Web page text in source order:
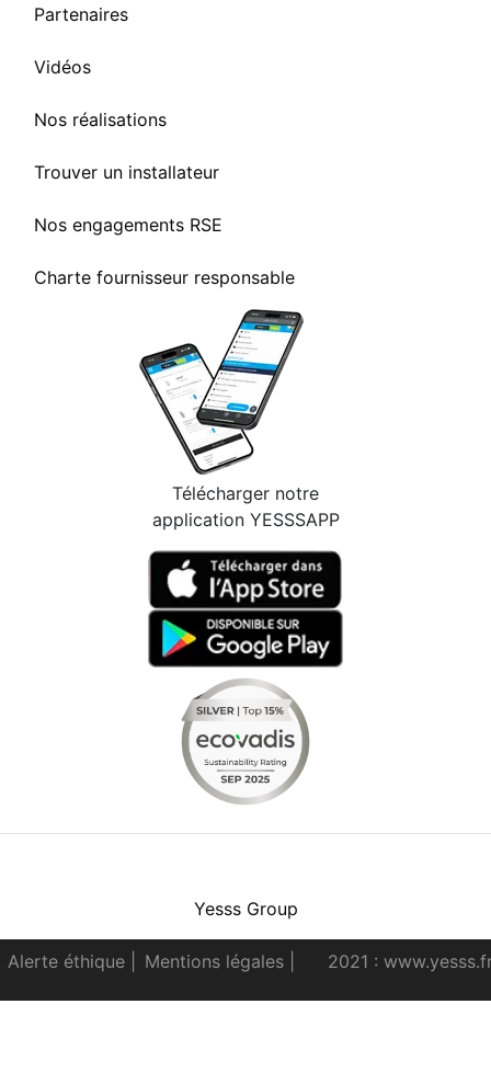
Partenaires
Vidéos
Nos réalisations
Trouver un installateur
Nos engagements RSE
Charte fournisseur responsable
Télécharger notre
application YESSSAPP
Yesss Group
Alerte éthique Mentions légales 2021 :